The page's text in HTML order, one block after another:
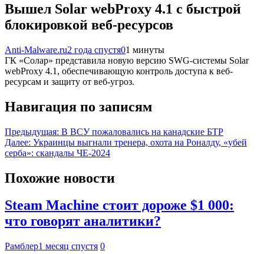
Вышел Solar webProxy 4.1 с быстрой
блокировкой веб-ресурсов
Anti-Malware.ru2 года спустя01 минуты
ГК «Солар» представила новую версию SWG-системы Solar
webProxy 4.1, обеспечивающую контроль доступа к веб-
ресурсам и защиту от веб-угроз.
Навигация по записям
Предыдущая: В ВСУ пожаловались на канадские БТР
Далее: Украинцы выгнали тренера, охота на Роналду, «убей
серба»: скандалы ЧЕ-2024
Похожие новости
Steam Machine стоит дороже $1 000:
что говорят аналитики?
Рамблер1 месяц спустя 0